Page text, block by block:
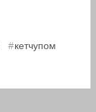
кетчупом